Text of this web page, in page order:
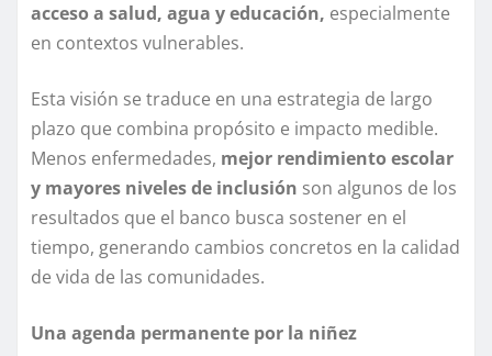
acceso a salud, agua y educación, especialmente
en contextos vulnerables.
Esta visión se traduce en una estrategia de largo
plazo que combina propósito e impacto medible.
Menos enfermedades, mejor rendimiento escolar
y mayores niveles de inclusión son algunos de los
resultados que el banco busca sostener en el
tiempo, generando cambios concretos en la calidad
de vida de las comunidades.
Una agenda permanente por la niñez